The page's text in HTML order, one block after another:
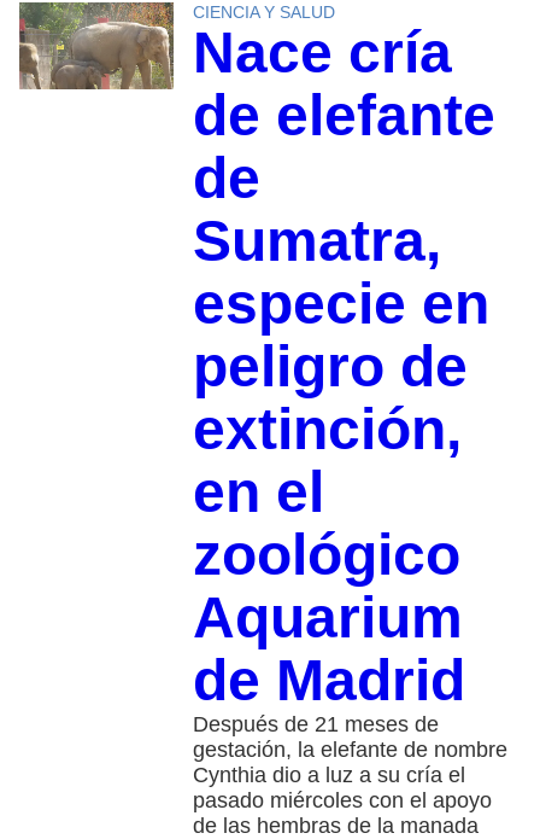
CIENCIA Y SALUD
Nace cría
de elefante
de
Sumatra,
especie en
peligro de
extinción,
en el
zoológico
Aquarium
de Madrid
Después de 21 meses de
gestación, la elefante de nombre
Cynthia dio a luz a su cría el
pasado miércoles con el apoyo
de las hembras de la manada